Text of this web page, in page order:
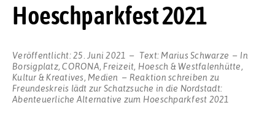
Hoeschparkfest 2021
Veröffentlicht:25. Juni 2021 Text: Marius Schwarze
In
Borsigplatz,CORONA,Freizeit, Hoesch & Westfalenhütte,
Kultur & Kreatives, Medien Reaktion schreiben zu
Freundeskreis lädt zur Schatzsuche in die Nordstadt:
Abenteuerliche Alternative zum Hoeschparkfest 2021